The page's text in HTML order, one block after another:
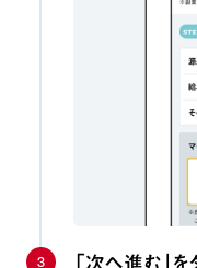
3
「次へ進む」を